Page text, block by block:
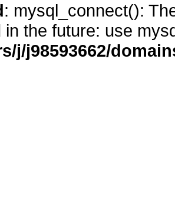
: mysql_connect():
in the future: use
j/j98593662/